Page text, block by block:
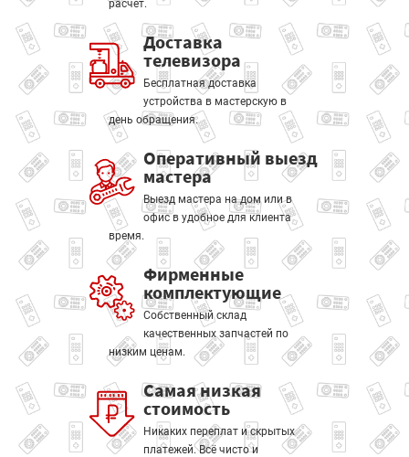
расчет.
Доставка
телевизора
Бесплатная доставка
устройства в мастерскую в
день обращения.
Оперативный выезд
мастера
Выезд мастера на дом или в
офис в удобное для клиента
время.
Фирменные
комплектующие
Собственный склад
качественных запчастей по
низким ценам.
Самая низкая
стоимость
Никаких переплат и скрытых
платежей. Всё чисто и